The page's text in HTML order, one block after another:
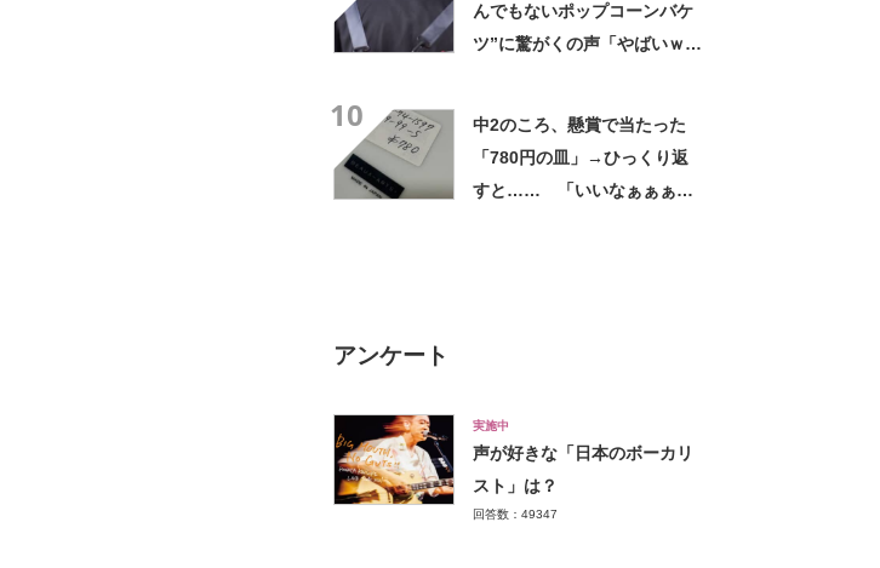
んでもないポップコーンバケ
ツ”に驚がくの声「やばいｗ
10
中2のころ、懸賞で当たった
「780円の皿」→ひっくり返
すと…… 「いいなぁぁぁぁ
アンケート
実施中
声が好きな「日本のボーカリ
スト」は？
回答数：49347